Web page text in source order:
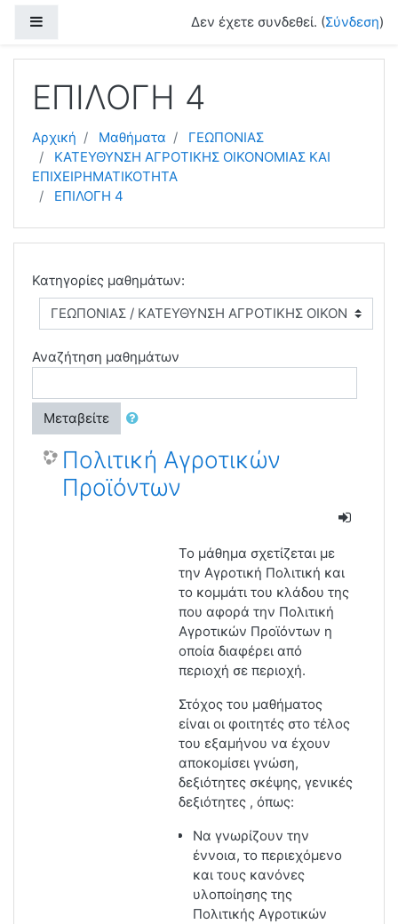
Δεν έχετε συνδεθεί. (Σύνδεση)
ΕΠΙΛΟΓΗ 4
Αρχική Μαθήματα
ΓΕΩΠΟΝΙΑΣ
ΚΑΤΕΥΘΥΝΣΗ ΑΓΡΟΤΙΚΗΣ ΟΙΚΟΝΟΜΙΑΣ ΚΑΙ
ΕΠΙΧΕΙΡΗΜΑΤΙΚΟΤΗΤΑ
ΕΠΙΛΟΓΗ 4
Κατηγορίες μαθημάτων:
Αναζήτηση μαθημάτων
Μεταβείτε
Πολιτική Αγροτικών
Προϊόντων
Το μάθημα σχετίζεται με
την Αγροτική Πολιτική και
το κομμάτι του κλάδου της
που αφορά την Πολιτική
Αγροτικών Προϊόντων η
οποία διαφέρει από
περιοχή σε περιοχή.
Στόχος του μαθήματος
είναι οι φοιτητές στο τέλος
του εξαμήνου να έχουν
αποκομίσει γνώση,
δεξιότητες σκέψης, γενικές
δεξιότητες , όπως:
Να γνωρίζουν την
έννοια, το περιεχόμενο
και τους κανόνες
υλοποίησης της
Πολιτικής Αγροτικών